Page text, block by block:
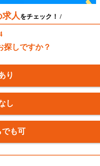
求人をチェック！ /
探しですか？
り
し
でも可